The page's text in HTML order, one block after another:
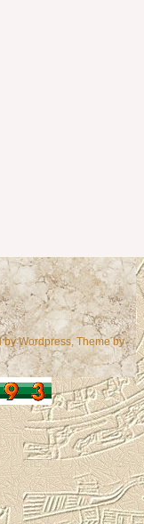
byWordpress, Theme by